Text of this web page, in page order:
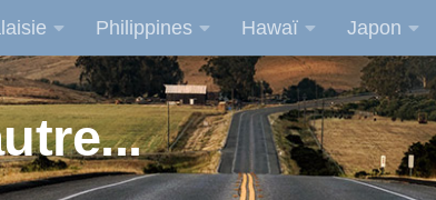
Philippines Hawaï Japon